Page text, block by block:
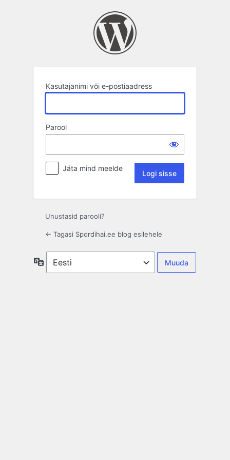
Kasutajanimi või e-postiaadress
Parool
Jäta mind meelde
Unustasid parooli?
← Tagasi Spordihai.ee blog esilehele
Keel